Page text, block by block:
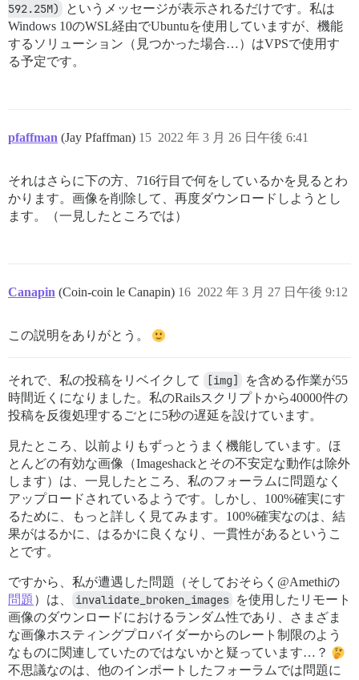
592.25M)
というメッセージが表示されるだけです。私は
Windows 10のWSL経由でUbuntuを使用していますが、機能
するソリューション（見つかった場合…）はVPSで使用す
る予定です。
pfaffman (Jay Pfaffman) 2022 年 3 月 26 日午後 6:41
15
それはさらに下の方、716行目で何をしているかを見るとわ
かります。画像を削除して、再度ダウンロードしようとし
ます。（一見したところでは）
Canapin (Coin-coin le Canapin) 2022 年 3 月 27 日午後 9:12
16
この説明をありがとう。
それで、私の投稿をリベイクして [img]
を含める作業が55
時間近くになりました。私のRailsスクリプトから40000件の
投稿を反復処理するごとに5秒の遅延を設けています。
見たところ、以前よりもずっとうまく機能しています。ほ
とんどの有効な画像（Imageshackとその不安定な動作は除外
します）は、一見したところ、私のフォーラムに問題なく
アップロードされているようです。しかし、100%確実にす
るために、もっと詳しく見てみます。100%確実なのは、結
果がはるかに、はるかに良くなり、一貫性があるというこ
とです。
ですから、私が遭遇した問題（そしておそらく@Amethiの
問題 ）は、 invalidate_broken_images を使用したリモート
画像のダウンロードにおけるランダム性であり、さまざま
な画像ホスティングプロバイダーからのレート制限のよう
なものに関連していたのではないかと疑っています…？
不思議なのは、他のインポートしたフォーラムでは問題に